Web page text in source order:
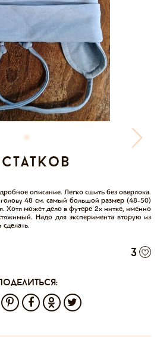
описание. Легко сшить без оверлока.
голову 48 см. самый большой размер (48-50)
Хотя может дело в футере 2х нитке, именно
Надо для эксперимента вторую из
3